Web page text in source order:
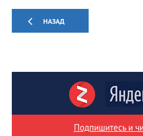
НАЗАД
Подпишитесь и